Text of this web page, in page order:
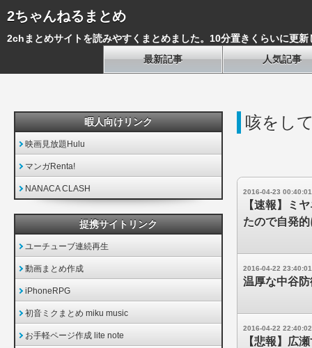
2ちゃんねるまとめ
2chまとめサイトを読みやすくまとめました。10分置きくらいに更新
最新記事
人気記事
咳をし
2016-04-23 00:40:01
【速報】ミ
たので自発
2016-04-22 23:40:01
温厚な中谷
2016-04-22 22:40:02
【悲報】広
暇人向けリンク
映画見放題Hulu
マンガRenta!
NANACA CLASH
提携サイトリンク
ユーチューブ連続再生
動画まとめ作成
iPhoneRPG
初音ミクまとめ miku music
お手軽ページ作成 lite note